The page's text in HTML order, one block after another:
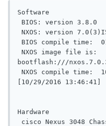
Software
bootflash:///
[10/29/2016 13:46:41]
Hardware